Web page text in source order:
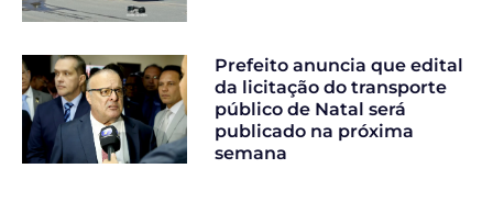
Prefeito anuncia que edital
da licitação do transporte
público de Natal será
publicado na próxima
semana